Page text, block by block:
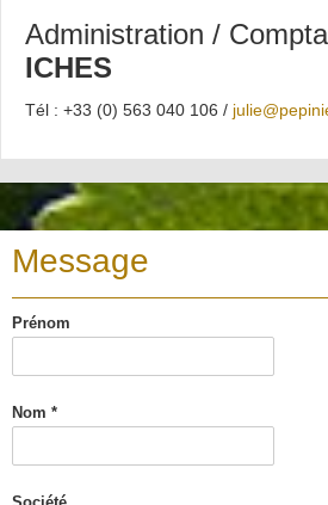
Administration /
ICHES
Tél : +33 (0) 563 040 106 /
Message
Prénom
Nom *